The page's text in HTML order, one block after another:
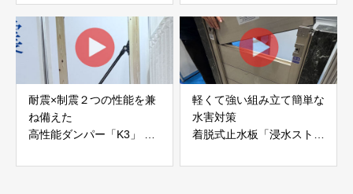
JAPAN
耐震×制震２つの性能を兼
ね備えた
高性能ダンパー「K3」 富
軽くて強い組み立て簡単な
水害対策
着脱式止水板「浸水ストッ
富士工業株式会社